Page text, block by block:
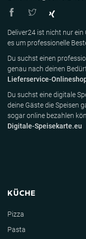
Deliver24 ist nicht nur
es um professionelle
Du suchst einen
genau nach deinen
Lieferservice-
Du suchst eine digitale
deine Gäste die Speisen
sogar online bezahlen
Digitale-Speisekarte.eu
KÜCHE
Pizza
Pasta